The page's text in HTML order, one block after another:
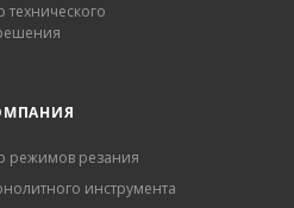
технического
режимов резания
инструмента